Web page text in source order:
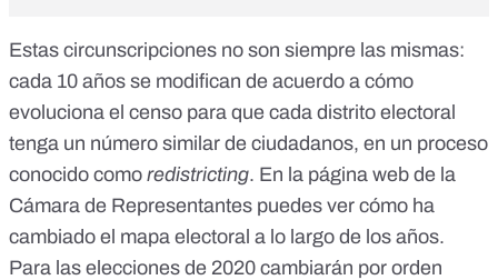
Estas circunscripciones no son siempre las mismas:
cada 10 años se modifican de acuerdo a cómo
evoluciona el censo para que cada distrito electoral
tenga un número similar de ciudadanos, en un proceso
conocido como redistricting. En la página web de la
Cámara de Representantes puedes ver cómo ha
cambiado el mapa electoral a lo largo de los años.
Para las elecciones de 2020 cambiarán por orden